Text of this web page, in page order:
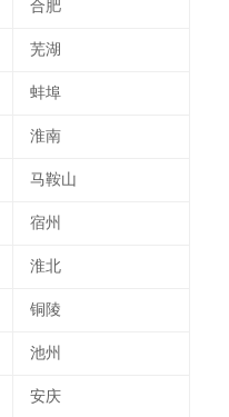
合肥
芜湖
蚌埠
淮南
马鞍山
宿州
淮北
铜陵
池州
安庆